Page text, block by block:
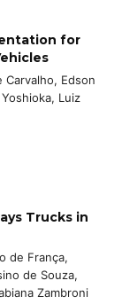
for
Carvalho, Edson
Luiz
Trucks in
de França,
de Souza,
Zambroni